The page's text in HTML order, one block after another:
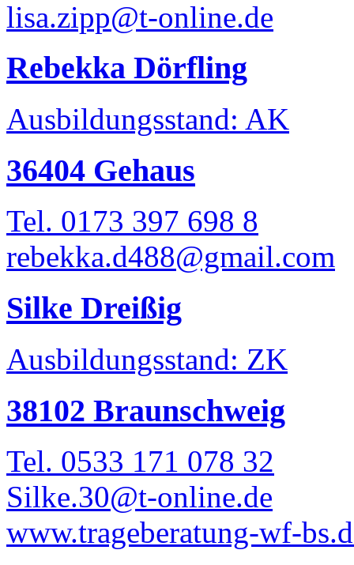
lisa.zipp@t-online.de
Rebekka Dörfling
Ausbildungsstand: AK
36404 Gehaus
Tel. 0173 397 698 8
rebekka.d488@gmail.com
Silke Dreißig
Ausbildungsstand: ZK
38102 Braunschweig
Tel. 0533 171 078 32
Silke.30@t-online.de
www.trageberatung-wf-